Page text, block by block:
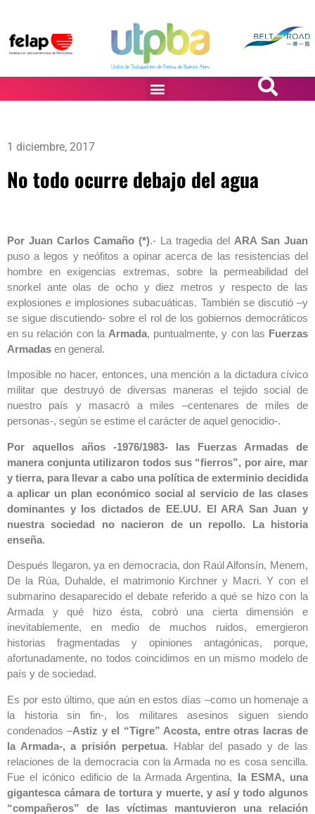
1 diciembre, 2017
No todo ocurre debajo del agua
Por Juan Carlos Camaño (*).- La tragedia del ARA San Juan
puso a legos y neófitos a opinar acerca de las resistencias del
hombre en exigencias extremas, sobre la permeabilidad del
snorkel ante olas de ocho y diez metros y respecto de las
explosiones e implosiones subacuáticas. También se discutió –y
se sigue discutiendo- sobre el rol de los gobiernos democráticos
en su relación con la Armada, puntualmente, y con las Fuerzas
Armadas en general.
Imposible no hacer, entonces, una mención a la dictadura cívico
militar que destruyó de diversas maneras el tejido social de
nuestro país y masacró a miles –centenares de miles de
personas-, según se estime el carácter de aquel genocidio-.
Por aquellos años -1976/1983- las Fuerzas Armadas de
manera conjunta utilizaron todos sus “fierros”, por aire, mar
y tierra, para llevar a cabo una política de exterminio decidida
a aplicar un plan económico social al servicio de las clases
dominantes y los dictados de EE.UU. El ARA San Juan y
nuestra sociedad no nacieron de un repollo. La historia
enseña.
Después llegaron, ya en democracia, don Raúl Alfonsín, Menem,
De la Rúa, Duhalde, el matrimonio Kirchner y Macri. Y con el
submarino desaparecido el debate referido a qué se hizo con la
Armada y qué hizo ésta, cobró una cierta dimensión e
inevitablemente, en medio de muchos ruidos, emergieron
historias fragmentadas y opiniones antagónicas, porque,
afortunadamente, no todos coincidimos en un mismo modelo de
país y de sociedad.
Es por esto último, que aún en estos días –como un homenaje a
la historia sin fin-, los militares asesinos siguen siendo
condenados –Astiz y el “Tigre” Acosta, entre otras lacras de
la Armada-, a prisión perpetua. Hablar del pasado y de las
relaciones de la democracia con la Armada no es cosa sencilla.
Fue el icónico edificio de la Armada Argentina, la ESMA, una
gigantesca cámara de tortura y muerte, y así y todo algunos
“compañeros” de las víctimas mantuvieron una relación